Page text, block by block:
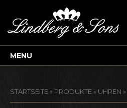
MENU
STARTSEITE » PRODUKTE » UHREN »